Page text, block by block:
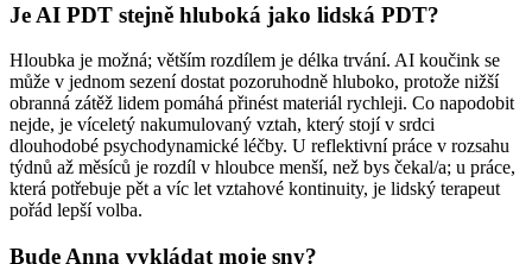
Je AI PDT stejně hluboká jako lidská PDT?
Hloubka je možná; větším rozdílem je délka trvání. AI koučink se
může v jednom sezení dostat pozoruhodně hluboko, protože nižší
obranná zátěž lidem pomáhá přinést materiál rychleji. Co napodobit
nejde, je víceletý nakumulovaný vztah, který stojí v srdci
dlouhodobé psychodynamické léčby. U reflektivní práce v rozsahu
týdnů až měsíců je rozdíl v hloubce menší, než bys čekal/a; u práce,
která potřebuje pět a víc let vztahové kontinuity, je lidský terapeut
pořád lepší volba.
Bude Anna vykládat moje sny?